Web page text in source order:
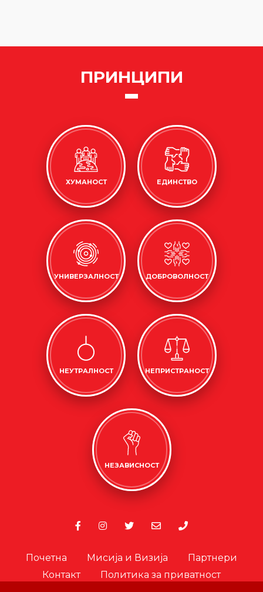
ПРИНЦИПИ
ХУМАНОСТ ЕДИНСТВО
УНИВЕРЗАЛНОСТ ДОБРОВОЛНОСТ
НЕУТРАЛНОСТ НЕПРИСТРАНОСТ
НЕЗАВИСНОСТ
Почетна Мисија и Визија
Партнери
Контакт
Политика за приватност